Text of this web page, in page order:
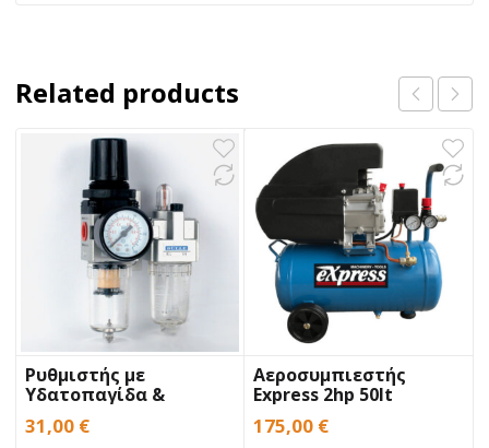
Related products
Ρυθμιστής με
Υδατοπαγίδα &
Ελαιωτήρας MINI FR+L
1/4” BULLE
31,00 €
Αεροσυμπιεστής
Express 2hp 50lt
Μονομπλόκ
175,00 €